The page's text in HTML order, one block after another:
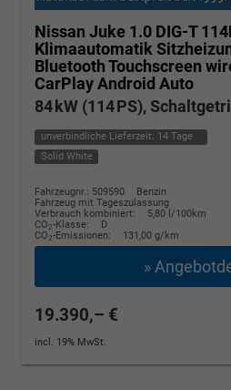
Nissan Juke 1.0 DIG-T
Klimaautomatik
Bluetooth Touchscreen
CarPlay Android Auto
84 kW (114 PS),
unverbindliche Lieferzeit: 14 Tage
Solid White
Fahrzeugnr.: 509590
Benzin
Fahrzeug mit Tageszulassung
Verbrauch kombiniert:
5,80 l/100km
CO2-Klasse:
D
CO2-Emissionen: 131,00 g/km
»
19.390,– €
incl. 19% MwSt.